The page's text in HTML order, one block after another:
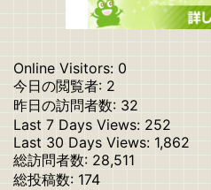
Online Visitors: 0
今日の閲覧者: 2
昨日の訪問者数: 32
Last 7 Days Views: 252
Last 30 Days Views: 1,862
総訪問者数: 28,511
総投稿数: 174